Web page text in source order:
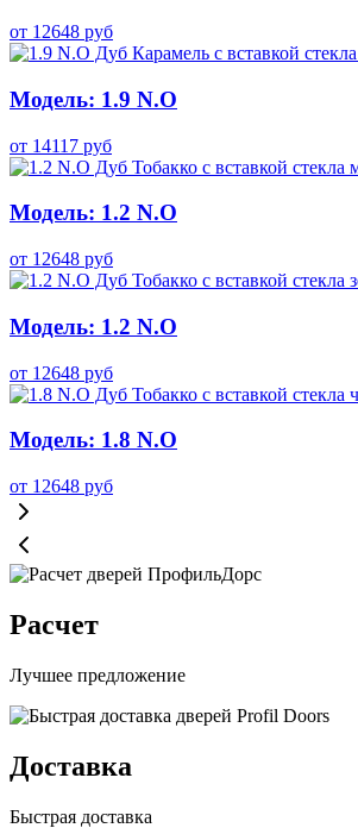
от 12648 руб
Модель: 1.9 N.O
от 14117 руб
Модель: 1.2 N.O
от 12648 руб
Модель: 1.2 N.O
от 12648 руб
Модель: 1.8 N.O
от 12648 руб
Расчет
Лучшее предложение
Доставка
Быстрая доставка